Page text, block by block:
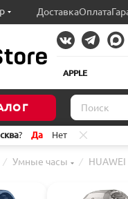
ДоставкаОплата
APPLE
? Да Нет
⁄ Умные часы ⁄ HUAWEI